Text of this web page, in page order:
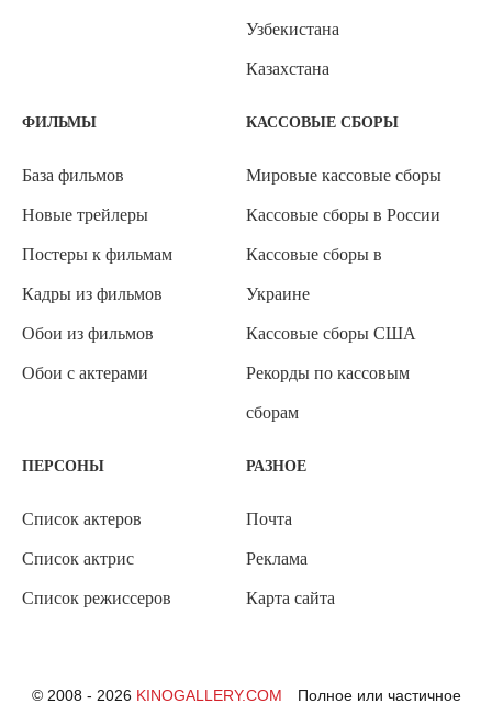
Узбекистана
Казахстана
ФИЛЬМЫ
База фильмов
Новые трейлеры
Постеры к фильмам
Кадры из фильмов
Обои из фильмов
Обои с актерами
КАССОВЫЕ СБОРЫ
Мировые кассовые сборы
Кассовые сборы в России
Кассовые сборы в
Украине
Кассовые сборы США
Рекорды по кассовым
сборам
ПЕРСОНЫ
Список актеров
Список актрис
Список режиссеров
РАЗНОЕ
Почта
Реклама
Карта сайта
© 2008 - 2026 KINOGALLERY.COM Полное или частичное